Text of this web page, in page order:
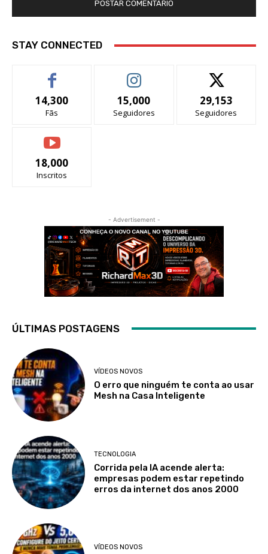
STAY CONNECTED
14,300
Fãs
15,000
Seguidores
29,153
Seguidores
18,000
Inscritos
- Advertisement -
ÚLTIMAS POSTAGENS
VÍDEOS NOVOS
O erro que ninguém te conta ao usar
Mesh na Casa Inteligente
TECNOLOGIA
Corrida pela IA acende alerta:
empresas podem estar repetindo
erros da internet dos anos 2000
VÍDEOS NOVOS